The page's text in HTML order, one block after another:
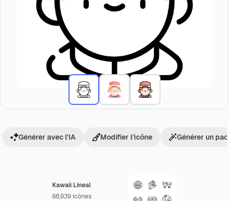
Kawaii Lineal
68,939 Icônes
Générer avec l’IA Modifier l’icône Générer un